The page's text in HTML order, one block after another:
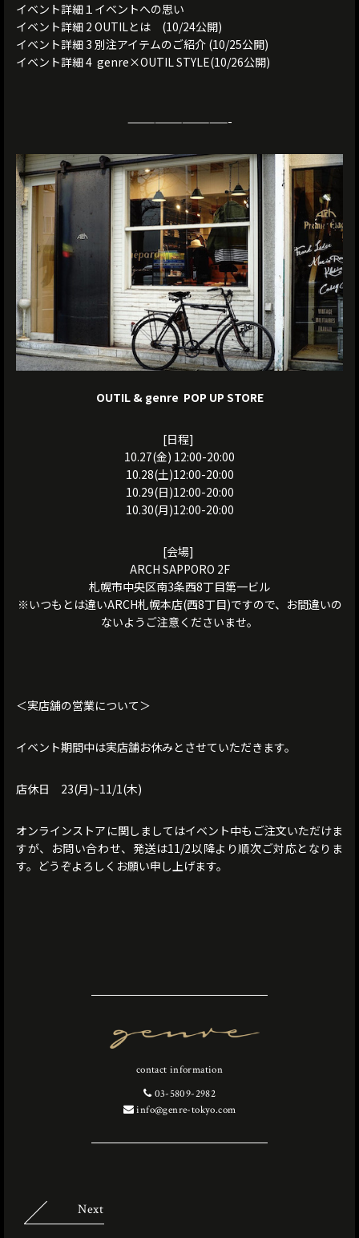
イベント詳細１イベントへの思い
イベント詳細 2 OUTILとは (10/24公開)
イベント詳細 3 別注アイテムのご紹介 (10/25公開)
イベント詳細 4 genre×OUTIL STYLE(10/26公開)
———————————-
OUTIL & genre POP UP STORE
[日程]
10.27(金) 12:00-20:00
10.28(土)12:00-20:00
10.29(日)12:00-20:00
10.30(月)12:00-20:00
[会場]
ARCH SAPPORO 2F
札幌市中央区南3条西8丁目第一ビル
※いつもとは違いARCH札幌本店(西8丁目)ですので、お間違いの
ないようご注意くださいませ。
＜実店舗の営業について＞
イベント期間中は実店舗お休みとさせていただきます。
店休日 23(月)~11/1(木)
オンラインストアに関しましてはイベント中もご注文いただけま
すが、お問い合わせ、発送は11/2以降より順次ご対応となりま
す。どうぞよろしくお願い申し上げます。
contact information
03-5809-2982
info@genre-tokyo.com
Next